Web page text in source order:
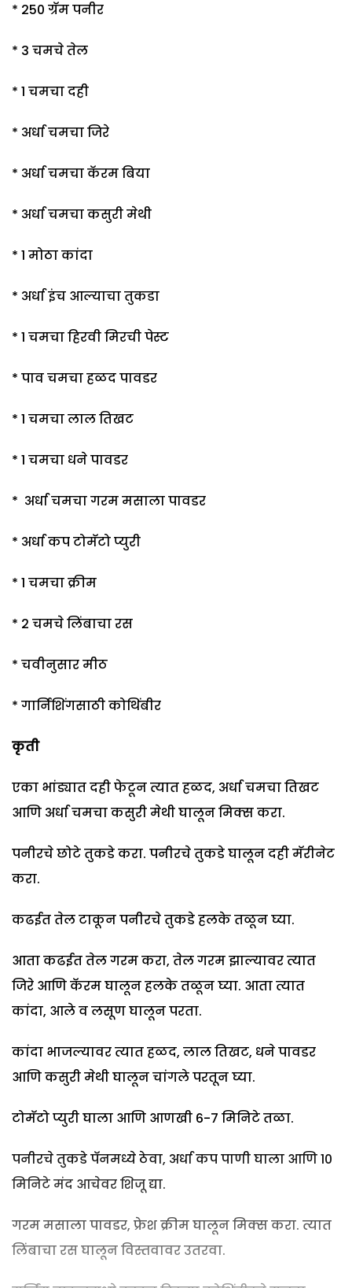
* 250 ग्रॅम पनीर
* 3 चमचे तेल
* 1 चमचा दही
* अर्धा चमचा जिरे
* अर्धा चमचा कॅरम बिया
* अर्धा चमचा कसुरी मेथी
* 1 मोठा कांदा
* अर्धा इंच आल्याचा तुकडा
* 1 चमचा हिरवी मिरची पेस्ट
* पाव चमचा हळद पावडर
* 1 चमचा लाल तिखट
* 1 चमचा धने पावडर
* अर्धा चमचा गरम मसाला पावडर
* अर्धा कप टोमॅटो प्युरी
* 1 चमचा क्रीम
* 2 चमचे लिंबाचा रस
* चवीनुसार मीठ
* गार्निशिंगसाठी कोथिंबीर
कृती
एका भांड्यात दही फेटून त्यात हळद, अर्धा चमचा तिखट
आणि अर्धा चमचा कसुरी मेथी घालून मिक्स करा.
पनीरचे छोटे तुकडे करा. पनीरचे तुकडे घालून दही मॅरीनेट
करा.
कढईत तेल टाकून पनीरचे तुकडे हलके तळून घ्या.
आता कढईत तेल गरम करा, तेल गरम झाल्यावर त्यात
जिरे आणि कॅरम घालून हलके तळून घ्या. आता त्यात
कांदा, आले व लसूण घालून परता.
कांदा भाजल्यावर त्यात हळद, लाल तिखट, धने पावडर
आणि कसुरी मेथी घालून चांगले परतून घ्या.
टोमॅटो प्युरी घाला आणि आणखी 6-7 मिनिटे तळा.
पनीरचे तुकडे पॅनमध्ये ठेवा, अर्धा कप पाणी घाला आणि 10
मिनिटे मंद आचेवर शिजू द्या.
गरम मसाला पावडर, फ्रेश क्रीम घालून मिक्स करा. त्यात
लिंबाचा रस घालून विस्तवावर उतरवा.